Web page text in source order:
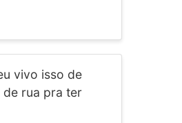
vivo isso de
rua pra ter